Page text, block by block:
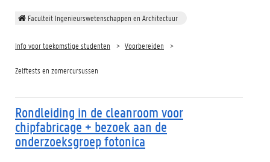
Faculteit Ingenieurswetenschappen en Architectuur
Info voor toekomstige studenten Voorbereiden
Zelftests en zomercursussen
Rondleiding in de cleanroom voor
chipfabricage + bezoek aan de
onderzoeksgroep fotonica